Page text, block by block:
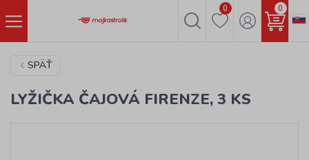
0 0
SPÄŤ
LYŽIČKA ČAJOVÁ FIRENZE, 3 KS